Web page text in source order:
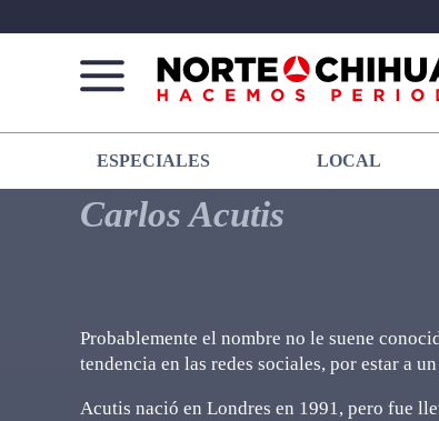
Norte
De
Chihuahua
Más
que
noticias,
hacemos periodismo
ESPECIALES LOCAL
Carlos Acutis
Probablemente el nombre no le suene
tendencia en las redes sociales, por estar a
Acutis nació en Londres en 1991, pero fue